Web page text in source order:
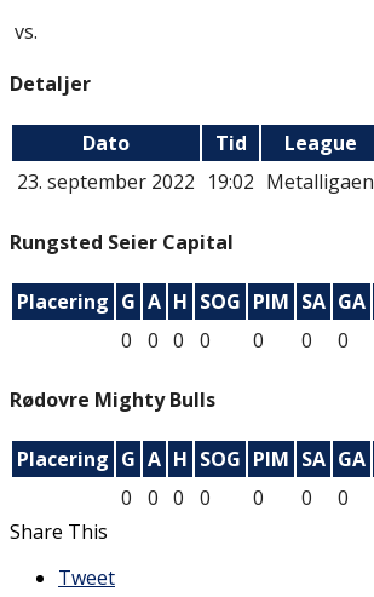
vs.
Detaljer
Dato Tid League
23. september 2022 19:02 Metalligaen
Rungsted Seier Capital
Placering G A H SOG PIM SA GA
0
0 0 0 0 0 0
Rødovre Mighty Bulls
Placering G A H SOG PIM SA GA
0
0 0 0 0 0 0
Share This
Tweet